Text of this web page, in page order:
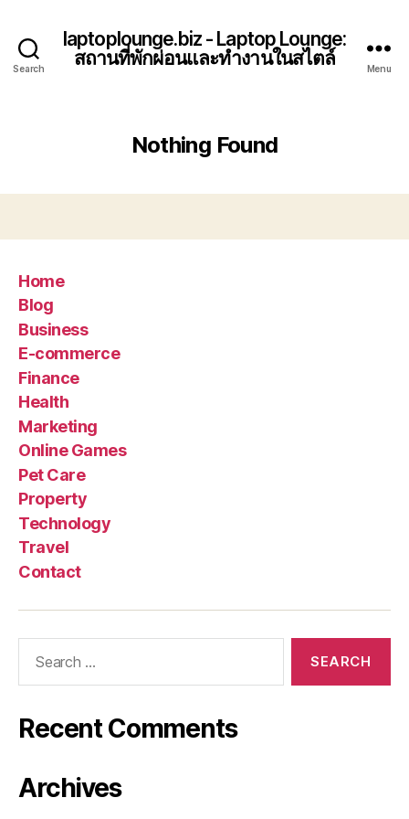
Search
laptoplounge.biz - Laptop Lounge:
สถานที่พักผ่อนและทำงานในสไตล์
Menu
Nothing Found
Home
Blog
Business
E-commerce
Finance
Health
Marketing
Online Games
Pet Care
Property
Technology
Travel
Contact
Recent Comments
Archives